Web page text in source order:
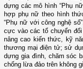
dựng các mô hình “Phụ
hợp phụ nữ theo hình
“Phụ nữ với công nghệ
cực vào các tổ chuyển
nâng cao kiến thức, kỹ
thương mại điện tử; sử
dựng gia đình, chăm sóc
chống lừa đảo trên không